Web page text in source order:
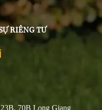
RIÊNG TƯ
70B Long Giang